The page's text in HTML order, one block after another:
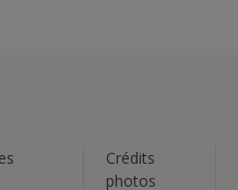
Crédits
photos